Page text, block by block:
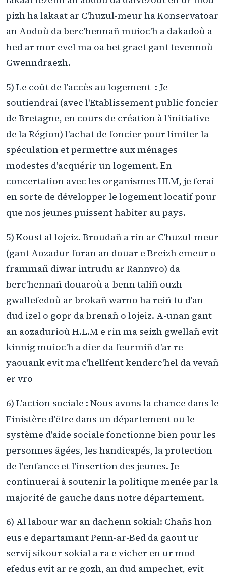
pizh ha lakaat ar C'huzul-meur ha Konservatoar
an Aodoù da berc'hennañ muioc'h a dakadoù a-
hed ar mor evel ma oa bet graet gant tevennoù
Gwenndraezh.
5) Le coût de l'accès au logement : Je
soutiendrai (avec l'Etablissement public foncier
de Bretagne, en cours de création à l'initiative
de la Région) l'achat de foncier pour limiter la
spéculation et permettre aux ménages
modestes d'acquérir un logement. En
concertation avec les organismes HLM, je ferai
en sorte de développer le logement locatif pour
que nos jeunes puissent habiter au pays.
5) Koust al lojeiz. Broudañ a rin ar C'huzul-meur
(gant Aozadur foran an douar e Breizh emeur o
frammañ diwar intrudu ar Rannvro) da
berc'hennañ douaroù a-benn taliñ ouzh
gwallefedoù ar brokañ warno ha reiñ tu d'an
dud izel o gopr da brenañ o lojeiz. A-unan gant
an aozadurioù H.L.M e rin ma seizh gwellañ evit
kinnig muioc'h a dier da feurmiñ d'ar re
yaouank evit ma c'hellfent kenderc'hel da vevañ
er vro
6) L'action sociale : Nous avons la chance dans le
Finistère d'être dans un département ou le
système d'aide sociale fonctionne bien pour les
personnes âgées, les handicapés, la protection
de l'enfance et l'insertion des jeunes. Je
continuerai à soutenir la politique menée par la
majorité de gauche dans notre département.
6) Al labour war an dachenn sokial: Chañs hon
eus e departamant Penn-ar-Bed da gaout ur
servij sikour sokial a ra e vicher en ur mod
efedus evit ar re gozh, an dud ampechet, evit